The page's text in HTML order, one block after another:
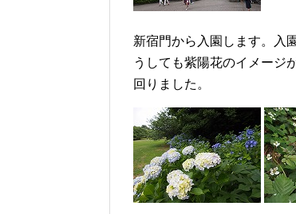
新宿門から入園します。入
うしても紫陽花のイメージ
回りました。